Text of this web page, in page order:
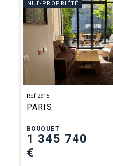
NUE-PROPRIÉTÉ
Ref 2915
PARIS
BOUQUET
1 345 740
€